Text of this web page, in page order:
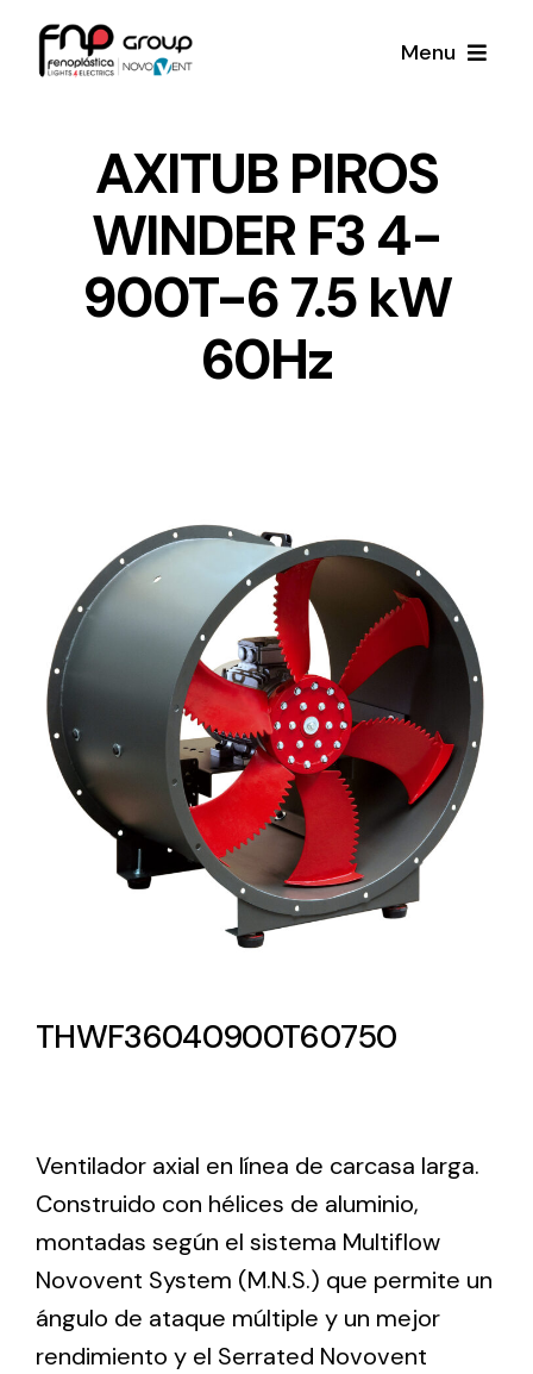
Menu
Iluminación y Material Eléctrico
Lighting and Electrical
Equipment
Complete solutions in lighting and electrical
material for each project and need
Amplia gama de ventiladores y equipos de
meant a greater offer of ventilation products for
different uses
Noticias
Proyectos
Sobre Nosotros
AXITUB PIROS
WINDER F3 4-
900T-6 7.5 kW
60Hz
THWF36040900T60750
Ventilador axial en línea de carcasa larga.
Construido con hélices de aluminio,
montadas según el sistema Multiflow
Novovent System (M.N.S.) que permite un
ángulo de ataque múltiple y un mejor
rendimiento y el Serrated Novovent